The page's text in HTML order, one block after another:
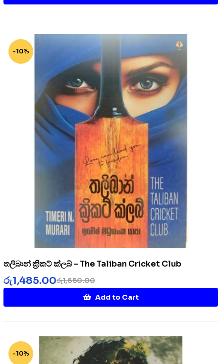
-10%
තලිබාන් ක්‍රිකට් ක්ලබ් – The Taliban Cricket Club
රු1,650.00
රු1,485.00
Add to Cart
-10%